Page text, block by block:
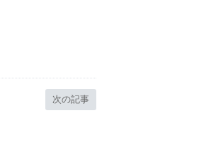
次の記事